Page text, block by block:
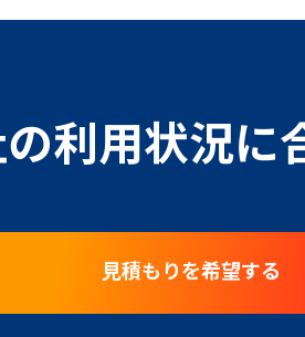
利用状況に
見積もりを希望する